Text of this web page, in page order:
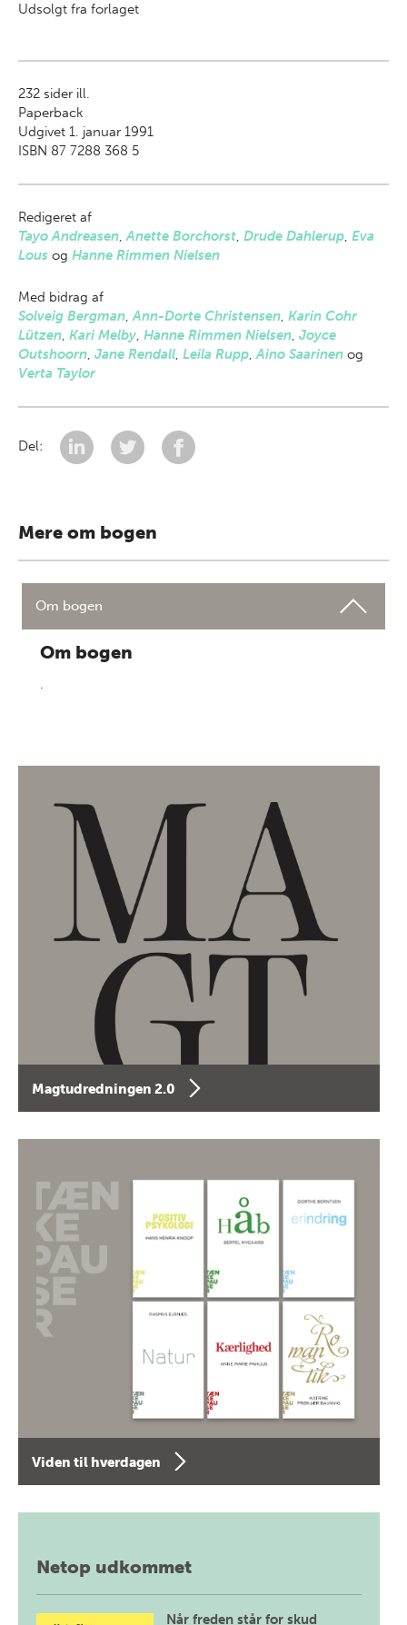
Udsolgt fra forlaget
232 sider ill.
Paperback
Udgivet 1. januar 1991
ISBN 87 7288 368 5
Redigeret af
Tayo Andreasen,Anette Borchorst, Drude Dahlerup, Eva
Lous og Hanne Rimmen Nielsen
Med bidrag af
Solveig Bergman,Ann-Dorte Christensen, Karin Cohr
Lützen, Kari Melby, Hanne Rimmen Nielsen, Joyce
Outshoorn, Jane Rendall, Leila Rupp,Aino Saarinen og
Verta Taylor
Del:
Mere om bogen
Om bogen
Om bogen
.
Magtudredningen 2.0
Viden til hverdagen
Netop udkommet
Når freden står for skud